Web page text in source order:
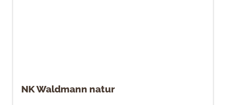
NK Waldmann natur